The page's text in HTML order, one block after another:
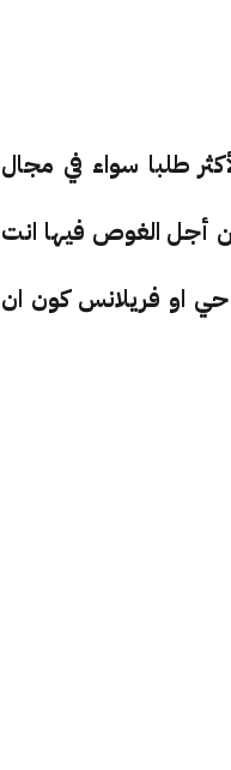
طلبا سواء في مجال
أجل الغوص فيها انت
او فريلانس كون ان